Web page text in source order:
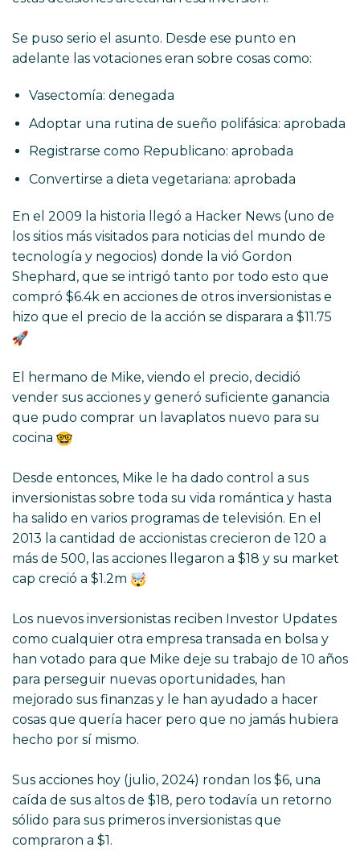
Se puso serio el asunto. Desde ese punto en
adelante las votaciones eran sobre cosas como:
Vasectomía: denegada
Adoptar una rutina de sueño polifásica: aprobada
Registrarse como Republicano: aprobada
Convertirse a dieta vegetariana: aprobada
En el 2009 la historia llegó a Hacker News (uno de
los sitios más visitados para noticias del mundo de
tecnología y negocios) donde la vió Gordon
Shephard, que se intrigó tanto por todo esto que
compró $6.4k en acciones de otros inversionistas e
hizo que el precio de la acción se disparara a $11.75
El hermano de Mike, viendo el precio, decidió
vender sus acciones y generó suficiente ganancia
que pudo comprar un lavaplatos nuevo para su
cocina
Desde entonces, Mike le ha dado control a sus
inversionistas sobre toda su vida romántica y hasta
ha salido en varios programas de televisión. En el
2013 la cantidad de accionistas crecieron de 120 a
más de 500, las acciones llegaron a $18 y su market
cap creció a $1.2m
Los nuevos inversionistas reciben Investor Updates
como cualquier otra empresa transada en bolsa y
han votado para que Mike deje su trabajo de 10 años
para perseguir nuevas oportunidades, han
mejorado sus finanzas y le han ayudado a hacer
cosas que quería hacer pero que no jamás hubiera
hecho por sí mismo.
Sus acciones hoy (julio, 2024) rondan los $6, una
caída de sus altos de $18, pero todavía un retorno
sólido para sus primeros inversionistas que
compraron a $1.